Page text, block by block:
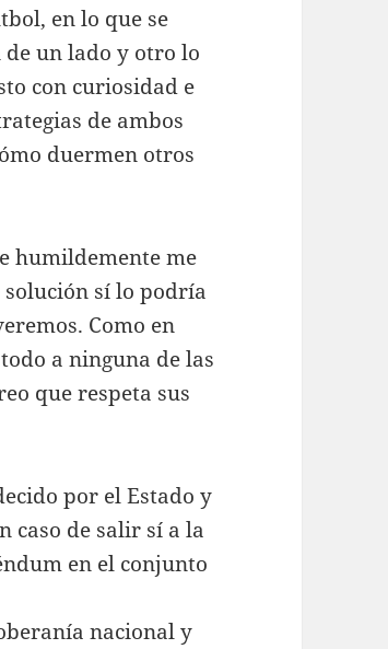
en lo que se
un lado y otro lo
con curiosidad e
de ambos
duermen otros
humildemente me
sí lo podría
Como en
a ninguna de las
que respeta sus
por el Estado y
caso de salir sí a la
en el conjunto
nacional y